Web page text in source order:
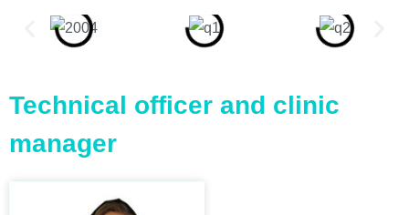
Technical officer and clinic
manager